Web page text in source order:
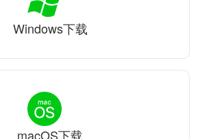
Windows下载
macOS下载